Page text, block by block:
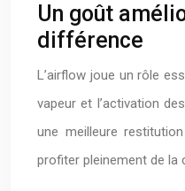
Un goût
différence
L’airflow joue un rôle
vapeur et l’activation
une meilleure
profiter pleinement de la